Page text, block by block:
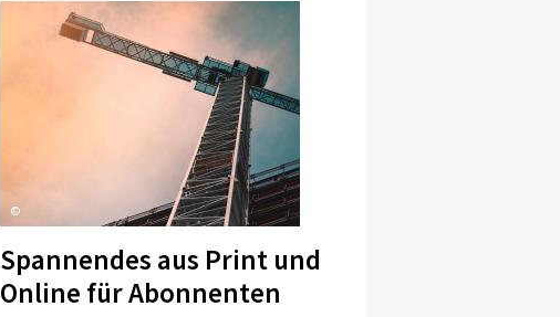
©
Spannendes aus Print und
Online für Abonnenten